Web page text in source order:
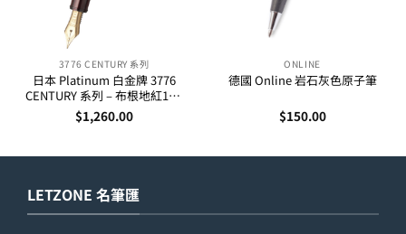
3776 CENTURY 系列
日本 Platinum 白金牌 3776
CENTURY 系列 – 布根地紅14K
金筆咀墨水筆
$1,260.00
ONLINE
德國 Online 岩石灰色原子筆
$150.00
LETZONE 名筆匯